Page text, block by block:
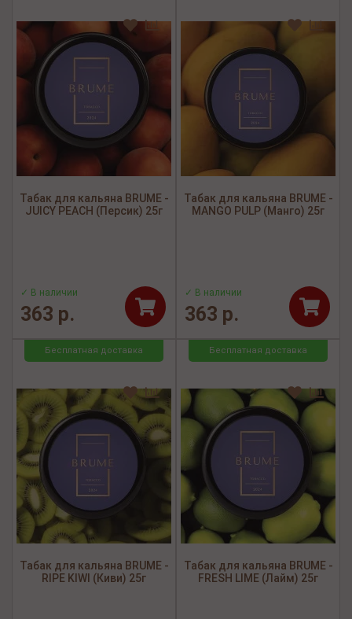
Табак для кальяна BRUME -
JUICY PEACH (Персик) 25г
✓ В наличии
363 р.
Табак для кальяна BRUME -
MANGO PULP (Манго) 25г
✓ В наличии
363 р.
Бесплатная доставка
Табак для кальяна BRUME -
RIPE KIWI (Киви) 25г
Бесплатная доставка
Табак для кальяна BRUME -
FRESH LIME (Лайм) 25г